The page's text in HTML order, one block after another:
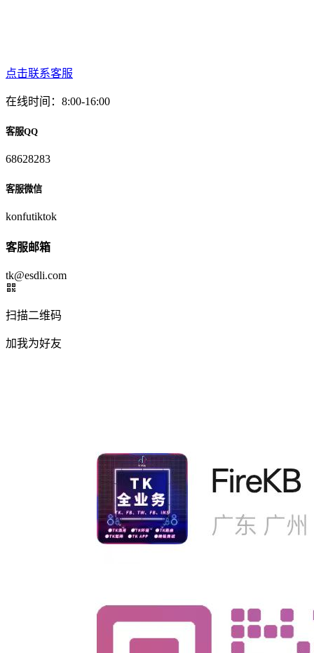
点击联系客服
在线时间：8:00-16:00
客服QQ
68628283
客服微信
konfutiktok
客服邮箱
tk@esdli.com
扫描二维码
加我为好友